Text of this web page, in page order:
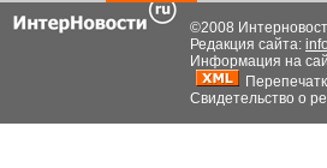
©2008
Редакция сайта:
Информация на
Свидетельство о